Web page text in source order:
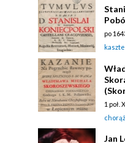
po
1 poł.
Jan